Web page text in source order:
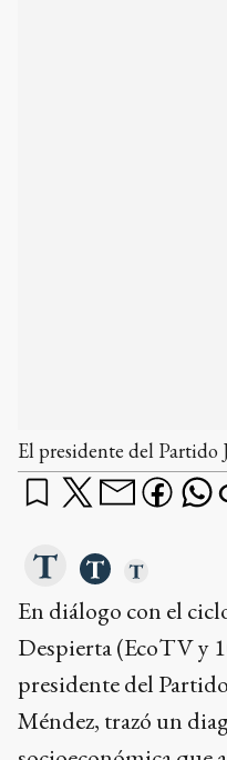
El presidente del Partido
En diálogo con el
Despierta (EcoTV y
presidente del
Méndez, trazó un